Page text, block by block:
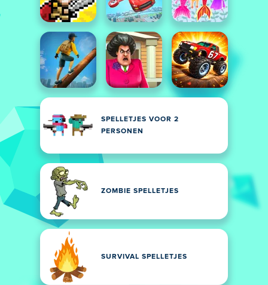
SPELLETJES VOOR 2
PERSONEN
ZOMBIE SPELLETJES
SURVIVAL SPELLETJES